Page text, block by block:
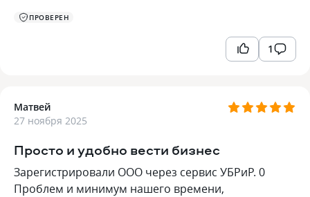
ПРОВЕРЕН
1
Матвей
27 ноября 2025
Просто и удобно вести бизнес
Зарегистрировали ООО через сервис УБРиР. 0
Проблем и минимум нашего времени,